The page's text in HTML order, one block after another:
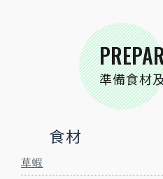
準備食材
食材
草蝦
STEP BY STEP
跟著步驟一起做料理